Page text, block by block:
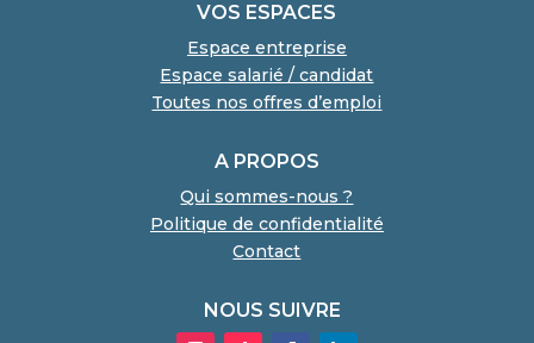
VOS ESPACES
Espace entreprise
Espace salarié / candidat
Toutes nos offres d’emploi
A PROPOS
Qui sommes-nous ?
Politique de confidentialité
Contact
NOUS SUIVRE